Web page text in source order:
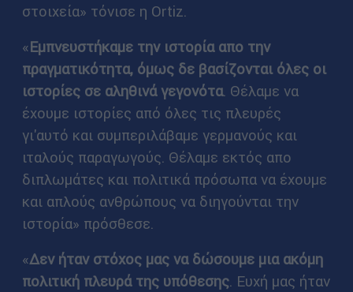
στοιχεία» τόνισε η Ortiz.
«Εμπνευστήκαμε την ιστορία απο την
πραγματικότητα, όμως δε βασίζονται όλες οι
ιστορίες σε αληθινά γεγονότα. Θέλαμε να
έχουμε ιστορίες από όλες τις πλευρές
γι'αυτό και συμπεριλάβαμε γερμανούς και
ιταλούς παραγωγούς. Θέλαμε εκτός απο
διπλωμάτες και πολιτικά πρόσωπα να έχουμε
και απλούς ανθρώπους να διηγούνται την
ιστορία» πρόσθεσε.
«Δεν ήταν στόχος μας να δώσουμε μια ακόμη
πολιτική πλευρά της υπόθεσης. Ευχή μας ήταν